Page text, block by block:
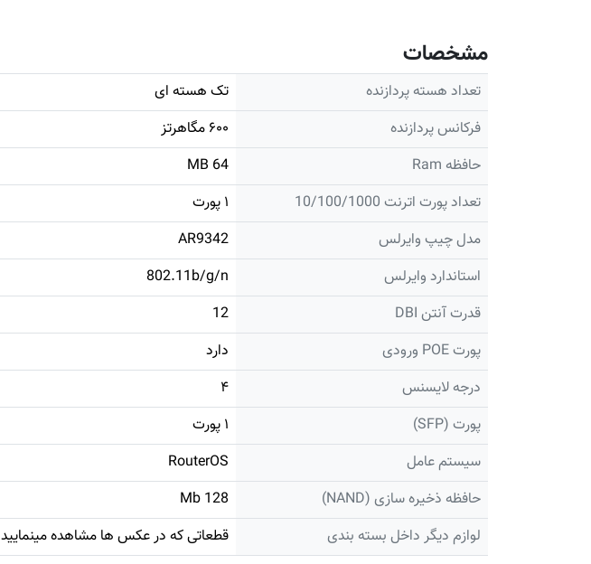
مشخصات
تعداد هسته پردازنده
تک هسته ای
فرکانس پردازنده
۶۰۰ مگاهرتز
حافظه Ram
64 MB
تعداد پورت اترنت 10/100/1000
۱ پورت
مدل چیپ وایرلس
AR9342
استاندارد وایرلس
802.11b/g/n
قدرت آنتن DBI
12
پورت POE ورودی
دارد
درجه لایسنس
۴
پورت (SFP)
۱ پورت
سیستم عامل
RouterOS
حافظه ذخیره سازی (NAND)
128 Mb
لوازم دیگر داخل بسته بندی
قطعاتی که در عکس ها مشاهده مینمایید